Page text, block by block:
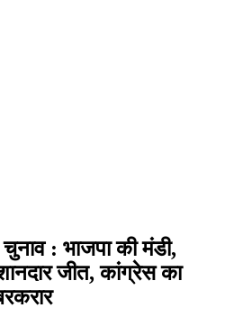
: भाजपा की मंडी,
जीत, कांग्रेस का